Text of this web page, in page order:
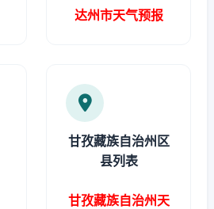
达州市天气预报
甘孜藏族自治州区
县列表
甘孜藏族自治州天